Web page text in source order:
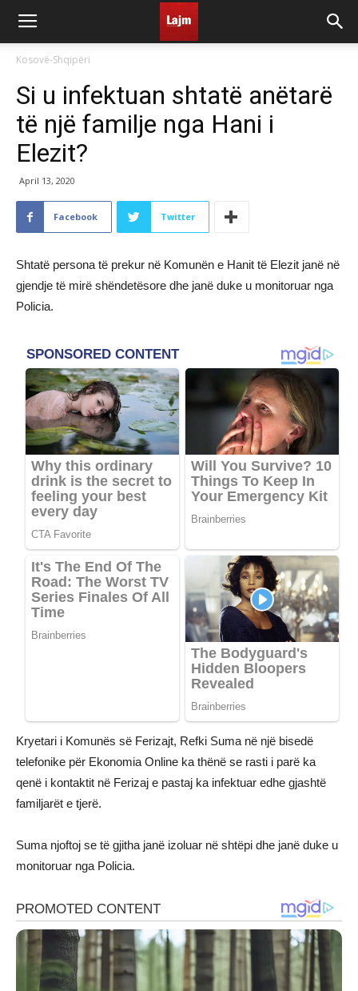
Kosovë-Shqipëri
Si u infektuan shtatë anëtarë
të një familje nga Hani i
Elezit?
April 13, 2020
Facebook Twitter
Shtatë persona të prekur në Komunën e Hanit të Elezit janë në
gjendje të mirë shëndetësore dhe janë duke u monitoruar nga
Policia.
Kryetari i Komunës së Ferizajt, Refki Suma në një bisedë
telefonike për Ekonomia Online ka thënë se rasti i parë ka
qenë i kontaktit në Ferizaj e pastaj ka infektuar edhe gjashtë
familjarët e tjerë.
Suma njoftoj se të gjitha janë izoluar në shtëpi dhe janë duke u
monitoruar nga Policia.